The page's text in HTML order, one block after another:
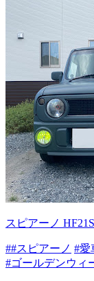
スピアーノ HF21S
##スピアーノ #愛
#ゴールデンウィ